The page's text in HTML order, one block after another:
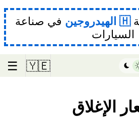
الهيدروجين في صناعة
السيارات
🇾🇪
☰
الإغلاق